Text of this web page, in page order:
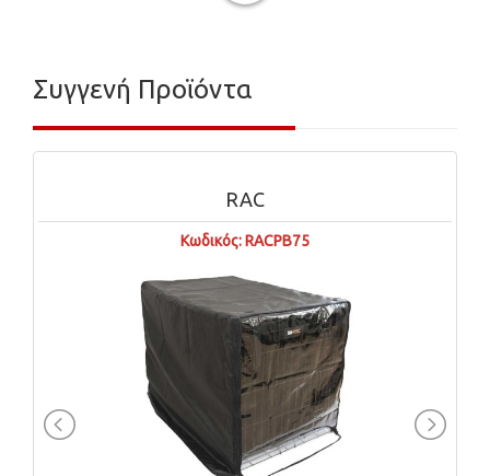
Συγγενή Προϊόντα
Κωδικός: RACPB75